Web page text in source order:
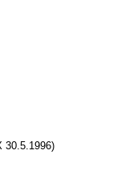
30.5.1996)